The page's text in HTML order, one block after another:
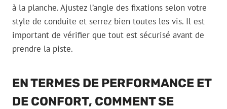
à la planche. Ajustez l’angle des fixations selon votre
style de conduite et serrez bien toutes les vis. Il est
important de vérifier que tout est sécurisé avant de
prendre la piste.
EN TERMES DE PERFORMANCE ET
DE CONFORT, COMMENT SE